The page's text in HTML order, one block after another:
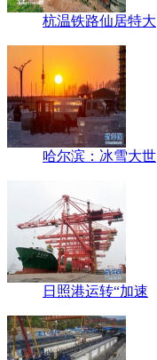
杭温铁路仙居特大
哈尔滨：冰雪大世
日照港运转“加速